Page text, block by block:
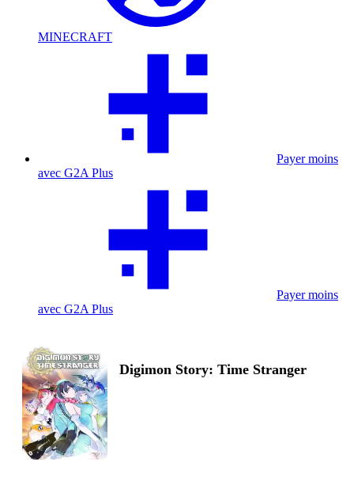
MINECRAFT
Payer moins
avec G2A Plus
Payer moins
avec G2A Plus
Digimon Story: Time Stranger